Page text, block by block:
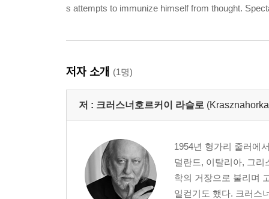
s attempts to immunize himself from thought.
저자 소개 (1명)
저 : 크러스너호르커이 라슬로
1954년 헝가리 줄러에
덜란드, 이탈리아, 그리
학의 거장으로 불리며
일컫기도 했다. 크러스